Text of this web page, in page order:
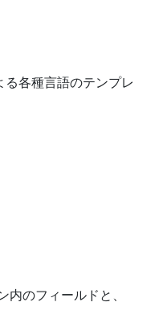
各種言語のテンプレ
のフィールドと、